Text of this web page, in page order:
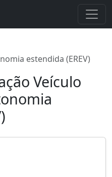
estendida (EREV)
Veículo